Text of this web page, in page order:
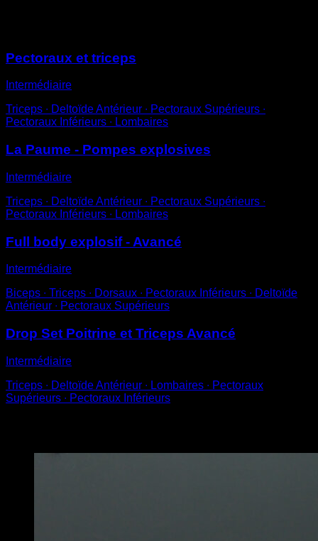
Pectoraux et triceps
Intermédiaire
Triceps ∙ Deltoïde Antérieur ∙ Pectoraux Supérieurs ∙
Pectoraux Inférieurs ∙ Lombaires
La Paume - Pompes explosives
Intermédiaire
Triceps ∙ Deltoïde Antérieur ∙ Pectoraux Supérieurs ∙
Pectoraux Inférieurs ∙ Lombaires
Full body explosif - Avancé
Intermédiaire
Biceps ∙ Triceps ∙ Dorsaux ∙ Pectoraux Inférieurs ∙ Deltoïde
Antérieur ∙ Pectoraux Supérieurs
Drop Set Poitrine et Triceps Avancé
Intermédiaire
Triceps ∙ Deltoïde Antérieur ∙ Lombaires ∙ Pectoraux
Supérieurs ∙ Pectoraux Inférieurs